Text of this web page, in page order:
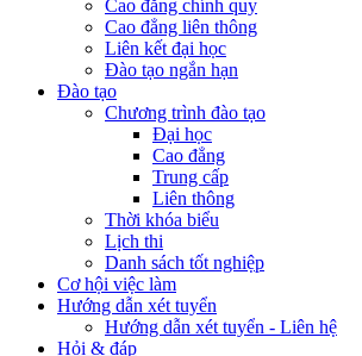
Cao đẳng chính quy
Cao đẳng liên thông
Liên kết đại học
Đào tạo ngắn hạn
Đào tạo
Chương trình đào tạo
Đại học
Cao đẳng
Trung cấp
Liên thông
Thời khóa biểu
Lịch thi
Danh sách tốt nghiệp
Cơ hội việc làm
Hướng dẫn xét tuyển
Hướng dẫn xét tuyển - Liên hệ
Hỏi & đáp